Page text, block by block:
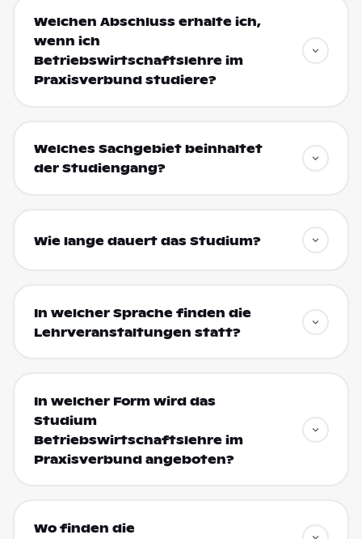
Welchen Abschluss erhalte ich,
wenn ich
Betriebswirtschaftslehre im
Praxisverbund studiere?
Welches Sachgebiet beinhaltet
der Studiengang?
Wie lange dauert das Studium?
In welcher Sprache finden die
Lehrveranstaltungen statt?
In welcher Form wird das
Studium
Betriebswirtschaftslehre im
Praxisverbund angeboten?
Wo finden die